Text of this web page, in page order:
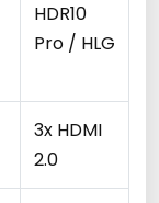
HDR10
Pro / HLG
3x HDMI
2.0